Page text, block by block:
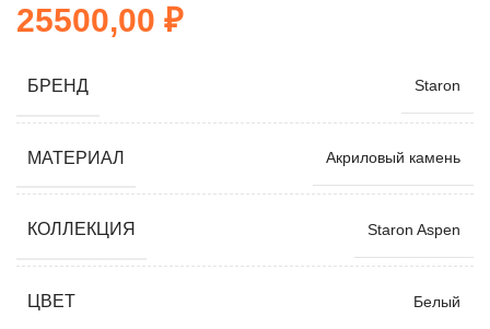
₽
БРЕНД Staron
МАТЕРИАЛ Акриловый камень
КОЛЛЕКЦИЯ Staron Aspen
ЦВЕТ Белый